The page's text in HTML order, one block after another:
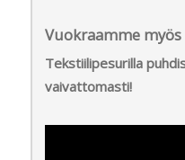
Vuokraamme
Tekstiilipesurilla
vaivattomasti!